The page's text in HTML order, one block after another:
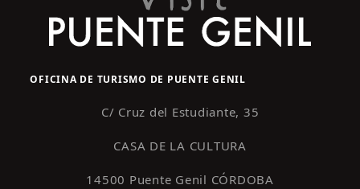
OFICINA DE TURISMO DE PUENTE GENIL
C/ Cruz del Estudiante, 35
CASA DE LA CULTURA
14500 Puente Genil CÓRDOBA